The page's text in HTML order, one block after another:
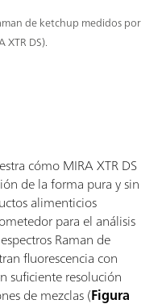
de ketchup medidos por
XTR DS).
cómo MIRA XTR DS
de la forma pura y sin
alimenticios
para el análisis
Raman de
fluorescencia con
suficiente resolución
de mezclas (Figura